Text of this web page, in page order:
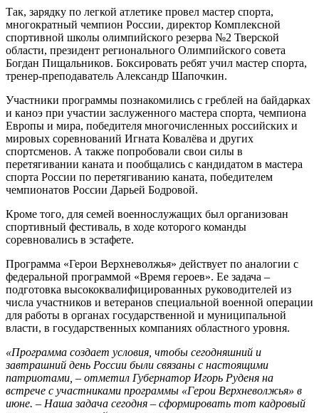
Так, зарядку по легкой атлетике провел мастер спорта,
многократный чемпион России, директор Комплексной
спортивной школы олимпийского резерва №2 Тверской
области, президент регионального Олимпийского совета
Богдан Пищальников. Боксировать ребят учил мастер спорта,
тренер-преподаватель Александр Шапочкин.
Участники программы познакомились с греблей на байдарках
и каноэ при участии заслуженного мастера спорта, чемпиона
Европы и мира, победителя многочисленных российских и
мировых соревнований Игната Ковалёва и других
спортсменов. А также попробовали свои силы в
перетягивании каната и пообщались с кандидатом в мастера
спорта России по перетягиванию каната, победителем
чемпионатов России Дарьей Бодровой.
Кроме того, для семей военнослужащих был организован
спортивный фестиваль, в ходе которого команды
соревновались в эстафете.
Программа «Герои Верхневолжья» действует по аналогии с
федеральной программой «Время героев». Ее задача –
подготовка высококвалифицированных руководителей из
числа участников и ветеранов специальной военной операции
для работы в органах государственной и муниципальной
власти, в государственных компаниях областного уровня.
«Программа создает условия, чтобы сегодняшний и
завтрашний день России были связаны с настоящими
патриотами, – отметил Губернатор Игорь Руденя на
встрече с участниками программы «Герои Верхневолжья» в
июне. – Наша задача сегодня – сформировать тот кадровый